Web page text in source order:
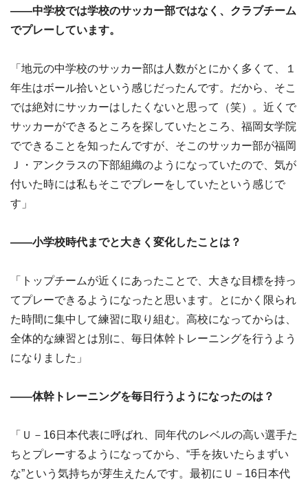
――中学校では学校のサッカー部ではなく、クラブチーム
でプレーしています。
「地元の中学校のサッカー部は人数がとにかく多くて、１
年生はボール拾いという感じだったんです。だから、そこ
では絶対にサッカーはしたくないと思って（笑）。近くで
サッカーができるところを探していたところ、福岡女学院
でできることを知ったんですが、そこのサッカー部が福岡
Ｊ・アンクラスの下部組織のようになっていたので、気が
付いた時には私もそこでプレーをしていたという感じで
す」
――小学校時代までと大きく変化したことは？
「トップチームが近くにあったことで、大きな目標を持っ
てプレーできるようになったと思います。とにかく限られ
た時間に集中して練習に取り組む。高校になってからは、
全体的な練習とは別に、毎日体幹トレーニングを行うよう
になりました」
――体幹トレーニングを毎日行うようになったのは？
「Ｕ－16日本代表に呼ばれ、同年代のレベルの高い選手た
ちとプレーするようになってから、“手を抜いたらまずい
な”という気持ちが芽生えたんです。最初にＵ－16日本代